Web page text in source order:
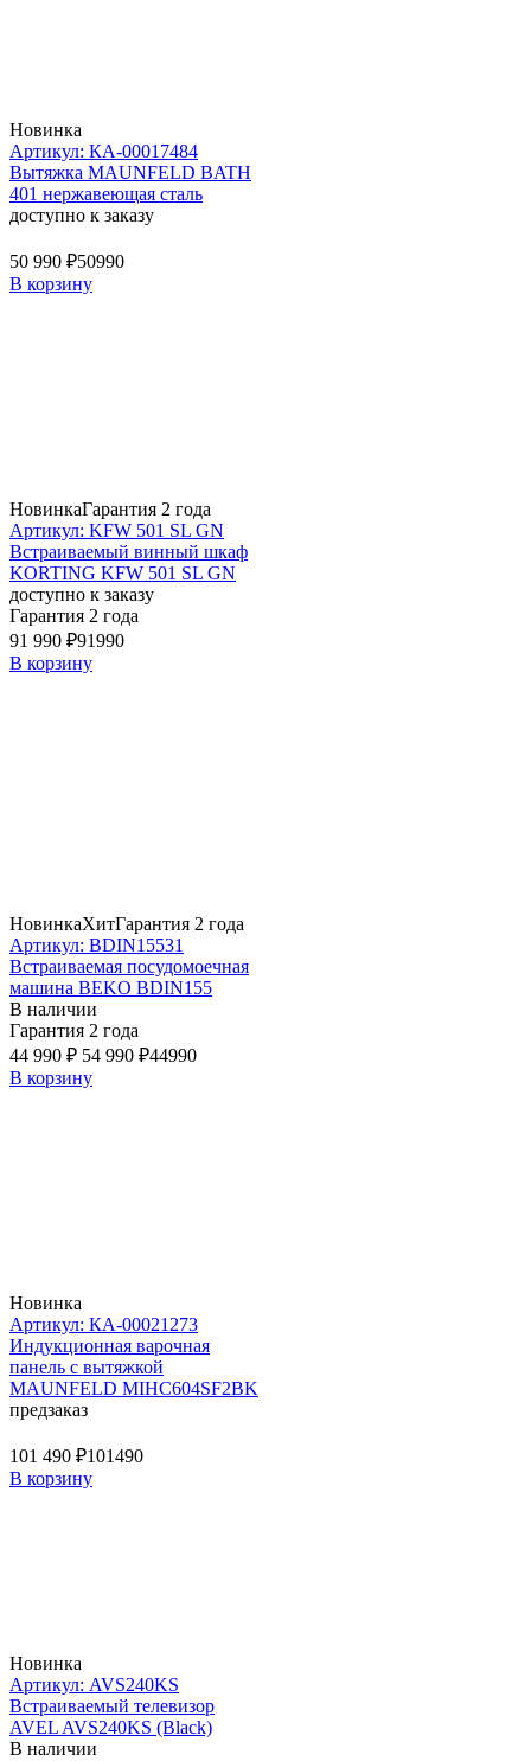
Новинка
Артикул: КА-00017484
Вытяжка MAUNFELD BATH
401 нержавеющая сталь
доступно к заказу
50 990 ₽50990
В корзину
НовинкаГарантия 2 года
Артикул: KFW 501 SL GN
Встраиваемый винный шкаф
KORTING KFW 501 SL GN
доступно к заказу
Гарантия 2 года
91 990 ₽91990
В корзину
НовинкаХитГарантия 2 года
Артикул: BDIN15531
Встраиваемая посудомоечная
машина BEKO BDIN155
В наличии
Гарантия 2 года
44 990 ₽ 54 990 ₽44990
В корзину
Новинка
Артикул: КА-00021273
Индукционная варочная
панель с вытяжкой
MAUNFELD MIHC604SF2BK
предзаказ
101 490 ₽101490
В корзину
Новинка
Артикул: AVS240KS
Встраиваемый телевизор
AVEL AVS240KS (Black)
В наличии